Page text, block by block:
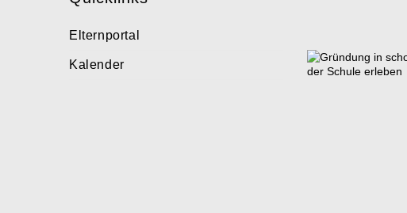
Elternportal
Kalender